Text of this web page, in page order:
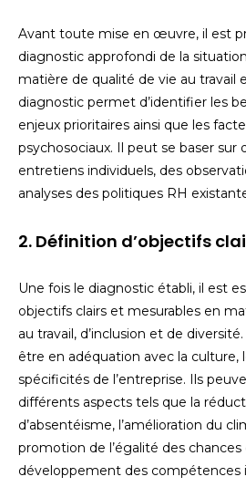
Avant toute mise en œuvre, il est
diagnostic approfondi de la
matière de qualité de vie au travail
diagnostic permet d’identifier les
enjeux prioritaires ainsi que les
psychosociaux. Il peut se baser sur
entretiens individuels, des
analyses des politiques RH
2. Définition d’objectifs
Une fois le diagnostic établi, il est
objectifs clairs et mesurables en
au travail, d’inclusion et de
être en adéquation avec la culture,
spécificités de l’entreprise. Ils
différents aspects tels que la
d’absentéisme, l’amélioration du
promotion de l’égalité des chances
développement des compétences